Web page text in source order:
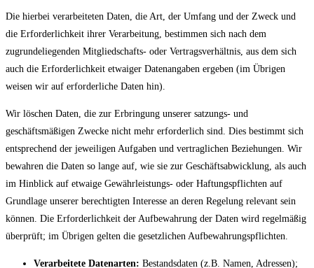
Die hierbei verarbeiteten Daten, die Art, der Umfang und der Zweck und
die Erforderlichkeit ihrer Verarbeitung, bestimmen sich nach dem
zugrundeliegenden Mitgliedschafts- oder Vertragsverhältnis, aus dem sich
auch die Erforderlichkeit etwaiger Datenangaben ergeben (im Übrigen
weisen wir auf erforderliche Daten hin).
Wir löschen Daten, die zur Erbringung unserer satzungs- und
geschäftsmäßigen Zwecke nicht mehr erforderlich sind. Dies bestimmt sich
entsprechend der jeweiligen Aufgaben und vertraglichen Beziehungen. Wir
bewahren die Daten so lange auf, wie sie zur Geschäftsabwicklung, als auch
im Hinblick auf etwaige Gewährleistungs- oder Haftungspflichten auf
Grundlage unserer berechtigten Interesse an deren Regelung relevant sein
können. Die Erforderlichkeit der Aufbewahrung der Daten wird regelmäßig
überprüft; im Übrigen gelten die gesetzlichen Aufbewahrungspflichten.
Verarbeitete Datenarten: Bestandsdaten (z.B. Namen, Adressen);